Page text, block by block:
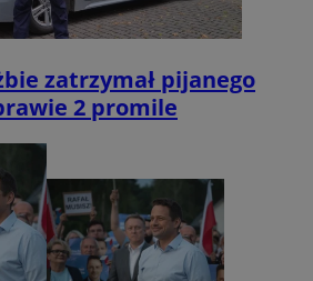
zatrzymał pijanego
2 promile